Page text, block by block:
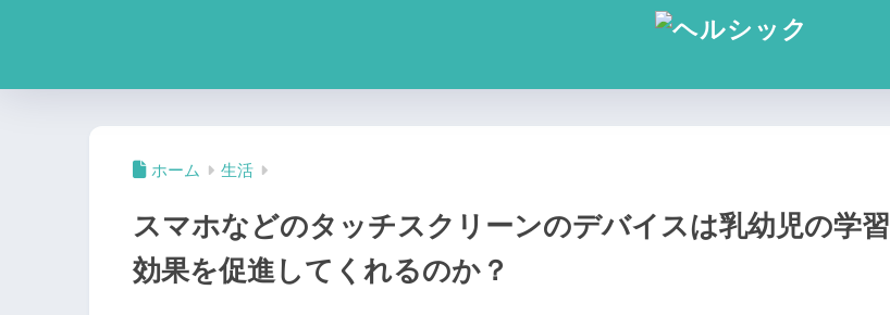
ホーム 生活
スマホなどのタッチスクリーンのデバイスは乳幼児の学習
効果を促進してくれるのか？